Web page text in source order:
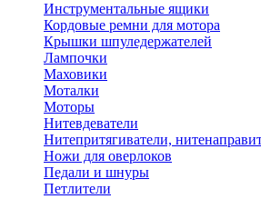
Инструментальные ящики
Кордовые ремни для мотора
Крышки шпуледержателей
Лампочки
Маховики
Моталки
Моторы
Нитевдеватели
Нитепритягиватели,
Ножи для оверлоков
Педали и шнуры
Петлители